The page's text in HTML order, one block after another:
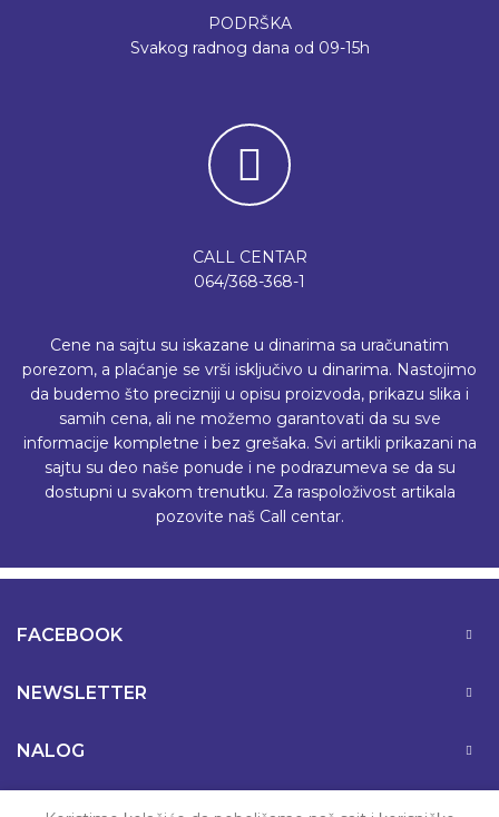
PODRŠKA
Svakog radnog dana od 09-15h
CALL CENTAR
064/368-368-1
Cene na sajtu su iskazane u dinarima sa uračunatim
porezom, a plaćanje se vrši isključivo u dinarima. Nastojimo
da budemo što precizniji u opisu proizvoda, prikazu slika i
samih cena, ali ne možemo garantovati da su sve
informacije kompletne i bez grešaka. Svi artikli prikazani na
sajtu su deo naše ponude i ne podrazumeva se da su
dostupni u svakom trenutku. Za raspoloživost artikala
pozovite naš Call centar.
FACEBOOK
NEWSLETTER
NALOG
PODRŠKA